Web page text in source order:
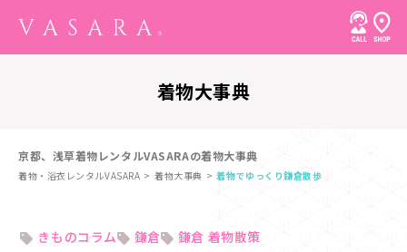
着物大事典
京都、浅草着物レンタルVASARAの着物大事典
着物・浴衣レンタルVASARA 着物大事典 着物でゆっくり鎌倉散歩
きものコラム 鎌倉 鎌倉 着物散策